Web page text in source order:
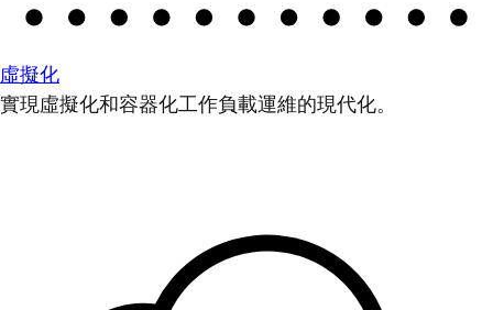
虛擬化
實現虛擬化和容器化工作負載運維的現代化。